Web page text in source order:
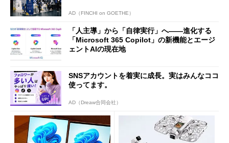
AD（FINCHI on GOETHE）
「人主導」から「自律実行」へ――進化する
「Microsoft 365 Copilot」の新機能とエージ
ェントAIの現在地
SNSアカウントを着実に成長。実はみんなココ
使ってます。
AD（Dreaw合同会社）